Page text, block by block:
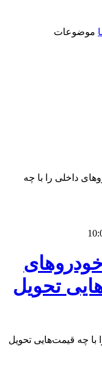
موضوعات
داخلی را با چه
تحویل